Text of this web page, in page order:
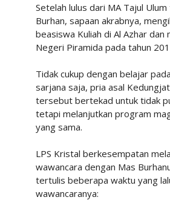
Setelah lulus dari MA Tajul
Burhan, sapaan akrabnya,
beasiswa Kuliah di Al Azhar dan
Negeri Piramida pada tahun
Tidak cukup dengan belajar
sarjana saja, pria asal
tersebut bertekad untuk tidak
tetapi melanjutkan program
yang sama.
LPS Kristal berkesempatan
wawancara dengan Mas
tertulis beberapa waktu yang
wawancaranya: